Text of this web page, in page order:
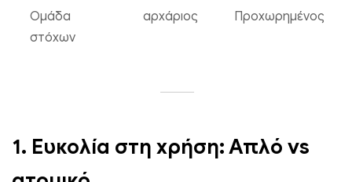
Ομάδα
στόχων
αρχάριος Προχωρημένος
1. Ευκολία στη χρήση: Απλό vs